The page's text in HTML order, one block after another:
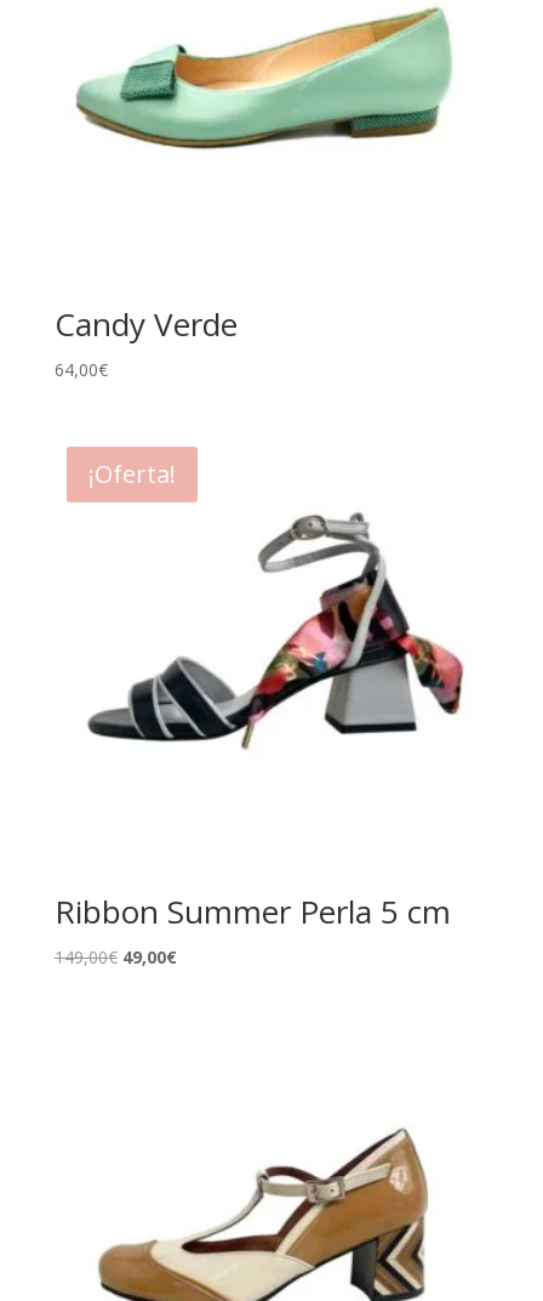
Candy Verde
64,00€
¡Oferta!
Ribbon Summer Perla 5 cm
149,00€ El
49,00€El